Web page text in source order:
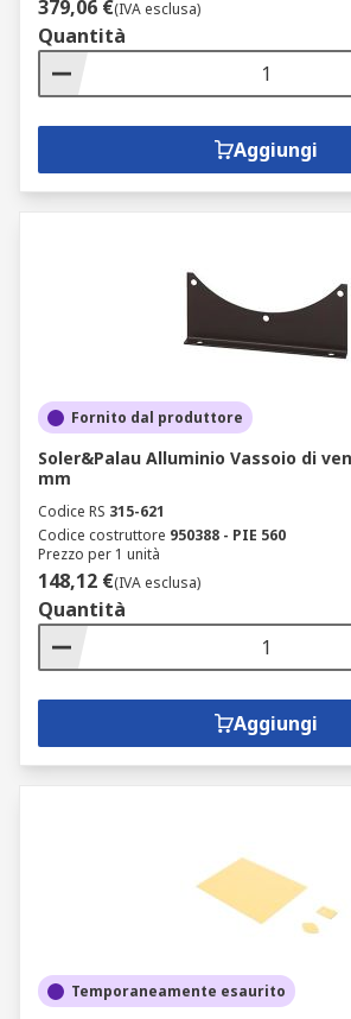
379,06 €(IVA esclusa)
Quantità
Aggiungi
Fornito dal produttore
Soler&Palau Alluminio Vassoio di
mm
Codice RS 315-621
Codice costruttore 950388 - PIE 560
Prezzo per 1 unità
148,12 €(IVA esclusa)
Quantità
Aggiungi
Temporaneamente esaurito